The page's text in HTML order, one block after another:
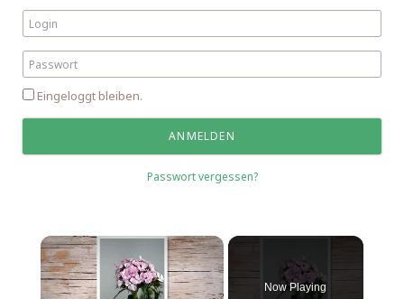
Eingeloggt bleiben.
Passwort vergessen?
Now Playing